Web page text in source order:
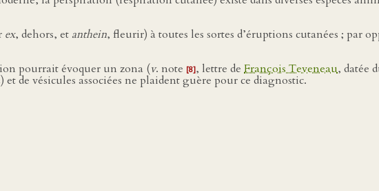
ex, dehors, et anthein, fleurir) à toutes les sortes d’éruptions cutanées ; par
pourrait évoquer un zona (v. note [8], lettre de François Teveneau, datée
de vésicules associées ne plaident guère pour ce diagnostic.